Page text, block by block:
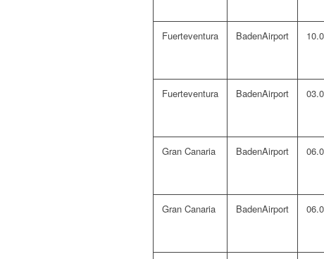
Fuerteventura BadenAirport
Fuerteventura BadenAirport
Gran Canaria BadenAirport
Gran Canaria BadenAirport